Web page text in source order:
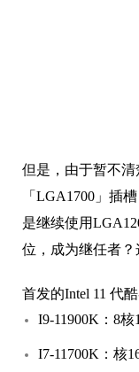
但是，由于暂不清
「LGA1700」插
是继续使用
位，成为继任者？
首发的Intel 11 代
I9-11900K：8核
I7-11700K：核